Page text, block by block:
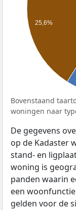
25,6%
Bovenstaand
woningen naar
De gegevens
op de Kadaster
stand- en
woning is
panden waarin
een
gelden voor de